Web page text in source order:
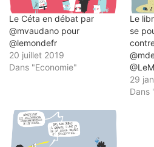
Le Céta en débat par
@mvaudano pour
@lemondefr
20 juillet 2019
Dans "Economie"
Le
se
29
Dans